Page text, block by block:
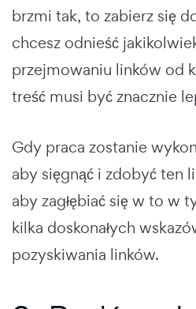
brzmi tak, to zabierz się
chcesz odnieść
przejmowaniu linków od
treść musi być znacznie
Gdy praca zostanie
aby sięgnąć i zdobyć ten
aby zagłębiać się w to w
kilka doskonałych
pozyskiwania linków.